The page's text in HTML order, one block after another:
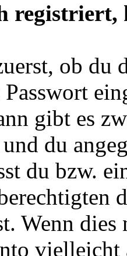
ob du
gibt es
du
du bzw.
Wenn